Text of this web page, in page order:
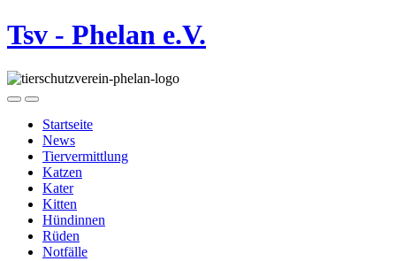
Tsv - Phelan e.V.
Startseite
News
Tiervermittlung
Katzen
Kater
Kitten
Hündinnen
Rüden
Notfälle